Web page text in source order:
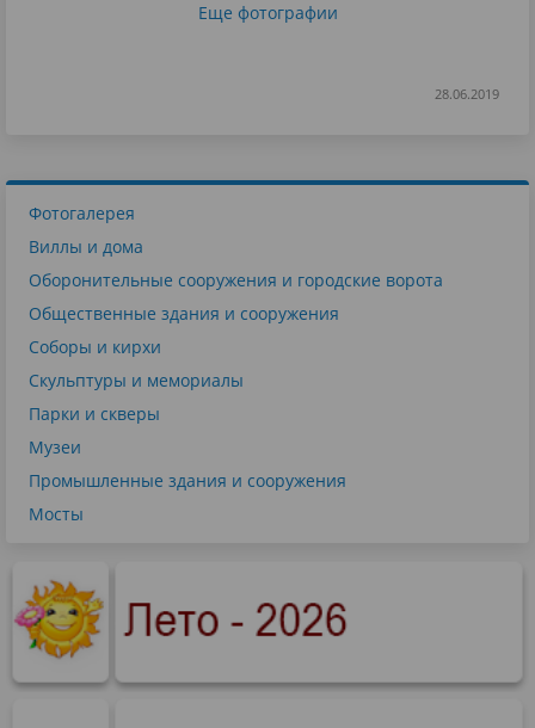
Еще фотографии
28.06.2019
Фотогалерея
Виллы и дома
Оборонительные сооружения и городские ворота
Общественные здания и сооружения
Соборы и кирхи
Скульптуры и мемориалы
Парки и скверы
Музеи
Промышленные здания и сооружения
Мосты